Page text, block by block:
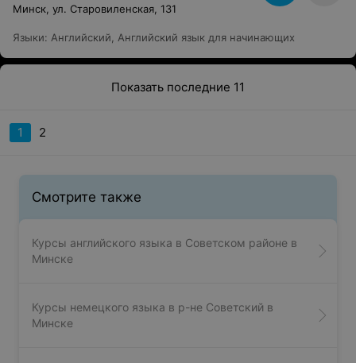
Минск, ул. Старовиленская, 131
Языки: Английский Английский язык для начинающих
Показать последние 11
1 2
Смотрите также
Курсы английского языка в Советском районе в
Минске
Курсы немецкого языка в р-не Советский в
Минске